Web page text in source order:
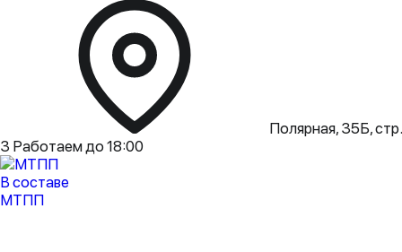
Полярная, 35Б, стр.
3 Работаем до 18:00
В составе
МТПП